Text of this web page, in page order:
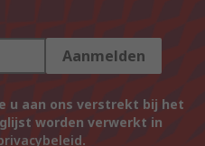
Aanmelden
u aan ons verstrekt bij het
worden verwerkt in
.